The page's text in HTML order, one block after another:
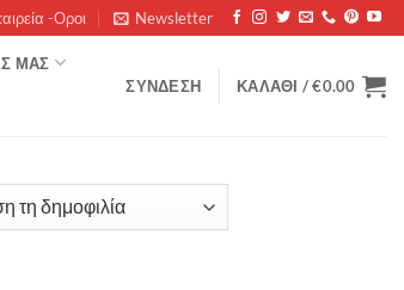
-Οροι Newsletter
ΜΑΣ
ΣΎΝΔΕΣΗ ΚΑΛΆΘΙ /€0.00